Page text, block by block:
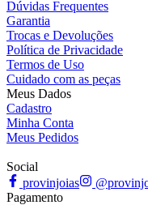
Dúvidas Frequentes
Garantia
Trocas e Devoluções
Política de Privacidade
Termos de Uso
Cuidado com as peças
Meus Dados
Cadastro
Minha Conta
Meus Pedidos
Social
provinjoias
Pagamento